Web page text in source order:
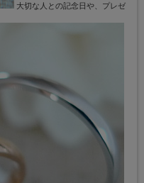
大切な人との記念日や、プレゼ